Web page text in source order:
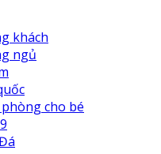
khách
ngủ
cho bé